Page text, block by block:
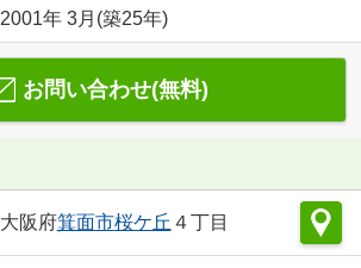
2001年 3月(築25年)
お問い合わせ(無料)
大阪府箕面市桜ケ丘 ４丁目